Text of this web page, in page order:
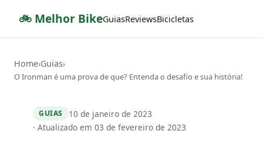
🚲 Melhor BikeGuiasReviewsBicicletas
Home›Guias›
O Ironman é uma prova de que? Entenda o desafio e sua história!
GUIAS
10 de janeiro de 2023
· Atualizado em 03 de fevereiro de 2023